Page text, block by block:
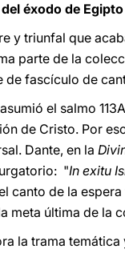
éxodo de Egipto
y triunfal que
parte de la
de fascículo de
el salmo
de Cristo. Por
Dante, en la
"In exitu
canto de la
meta última de la
la trama